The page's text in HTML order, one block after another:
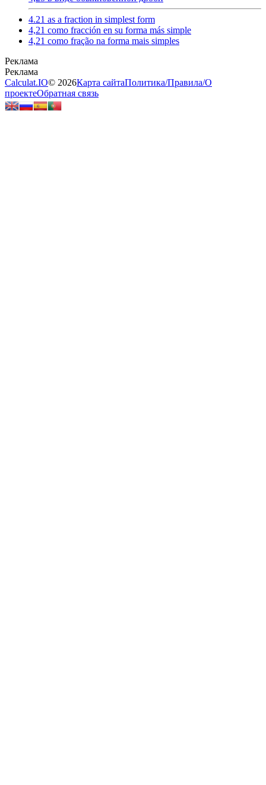
4.21 as a fraction in simplest form
4,21 como fracción en su forma más simple
4,21 como fração na forma mais simples
Calculat.IO© 2026Карта сайтаПолитика/Правила/О
проектеОбратная связь